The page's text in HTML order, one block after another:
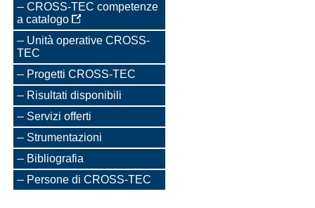
CROSS-TEC competenze
a catalogo
Unità operative CROSS-
TEC
Progetti CROSS-TEC
Risultati disponibili
Servizi offerti
Strumentazioni
Bibliografia
Persone di CROSS-TEC